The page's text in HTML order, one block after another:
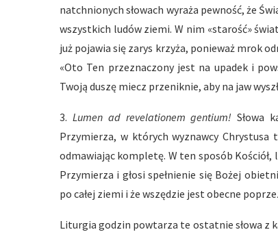
natchnionych słowach wyraża pewność, że
wszystkich ludów ziemi. W nim «starość»
już pojawia się zarys krzyża, ponieważ mrok
«Oto Ten przeznaczony jest na upadek i
Twoją duszę miecz przeniknie, aby na jaw
3. Lumen ad revelationem gentium! Słowa
Przymierza, w których wyznawcy
odmawiając kompletę. W ten sposób
Przymierza i głosi spełnienie się Bożej
po całej ziemi i że wszędzie jest obecne
Liturgia godzin powtarza te ostatnie słowa z